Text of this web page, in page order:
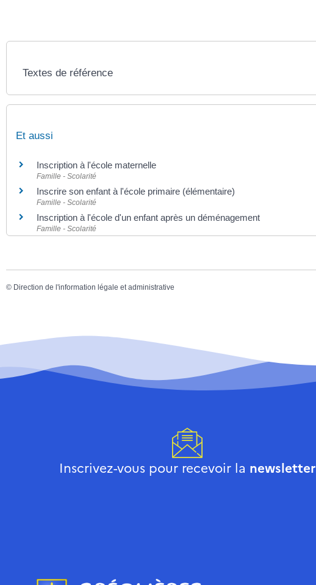
Textes de référence
Et aussi
Inscription à l'école maternelle
Famille - Scolarité
Inscrire son enfant à l'école primaire (élémentaire)
Famille - Scolarité
Inscription à l'école d'un enfant après un déménagement
Famille - Scolarité
© Direction de l'information légale et administrative
Inscrivez-vous pour recevoir la newsletter